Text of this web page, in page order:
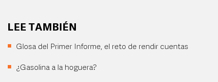
LEE TAMBIÉN
Glosa del Primer Informe, el reto de rendir cuentas
¿Gasolina a la hoguera?